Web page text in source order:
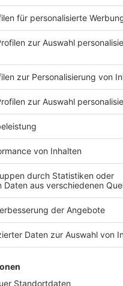
keine Artikel gemerkt
Kontakt
Studio-Hotline
Verkehrs-Hotline
Newsletter